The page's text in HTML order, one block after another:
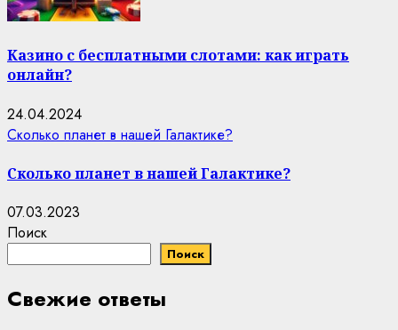
Казино с бесплатными слотами: как играть
онлайн?
24.04.2024
Сколько планет в нашей Галактике?
Сколько планет в нашей Галактике?
07.03.2023
Поиск
Поиск
Свежие ответы